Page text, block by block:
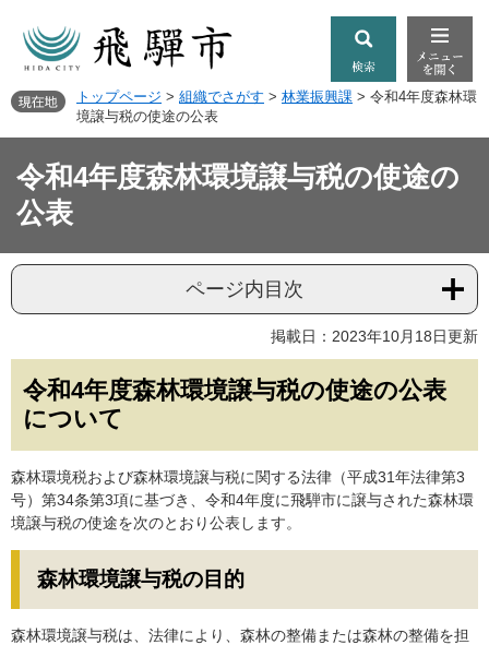
トップページ > 組織でさがす > 林業振興課 > 令和4年度森林環
境譲与税の使途の公表
令和4年度森林環境譲与税の使途の
公表
ページ内目次
掲載日：2023年10月18日更新
令和4年度森林環境譲与税の使途の公表
について
森林環境税および森林環境譲与税に関する法律（平成31年法律第3
号）第34条第3項に基づき、令和4年度に飛騨市に譲与された森林環
境譲与税の使途を次のとおり公表します。
森林環境譲与税の目的
森林環境譲与税は、法律により、森林の整備または森林の整備を担